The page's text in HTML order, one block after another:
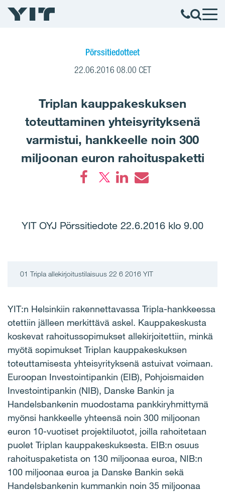
Pörssitiedotteet
22.06.2016 08.00 CET
Triplan kauppakeskuksen
toteuttaminen yhteisyrityksenä
varmistui, hankkeelle noin 300
miljoonan euron rahoituspaketti
YIT OYJ Pörssitiedote 22.6.2016 klo 9.00
01 Tripla allekirjoitustilaisuus 22 6 2016 YIT
YIT:n Helsinkiin rakennettavassa Tripla-hankkeessa
otettiin jälleen merkittävä askel. Kauppakeskusta
koskevat rahoitussopimukset allekirjoitettiin, minkä
myötä sopimukset Triplan kauppakeskuksen
toteuttamisesta yhteisyrityksenä astuivat voimaan.
Euroopan Investointipankin (EIB), Pohjoismaiden
Investointipankin (NIB), Danske Bankin ja
Handelsbankenin muodostama pankkiryhmittymä
myönsi hankkeelle yhteensä noin 300 miljoonan
euron 10-vuotiset projektiluotot, joilla rahoitetaan
puolet Triplan kauppakeskuksesta. EIB:n osuus
rahoituspaketista on 130 miljoonaa euroa, NIB:n
100 miljoonaa euroa ja Danske Bankin sekä
Handelsbankenin kummankin noin 35 miljoonaa